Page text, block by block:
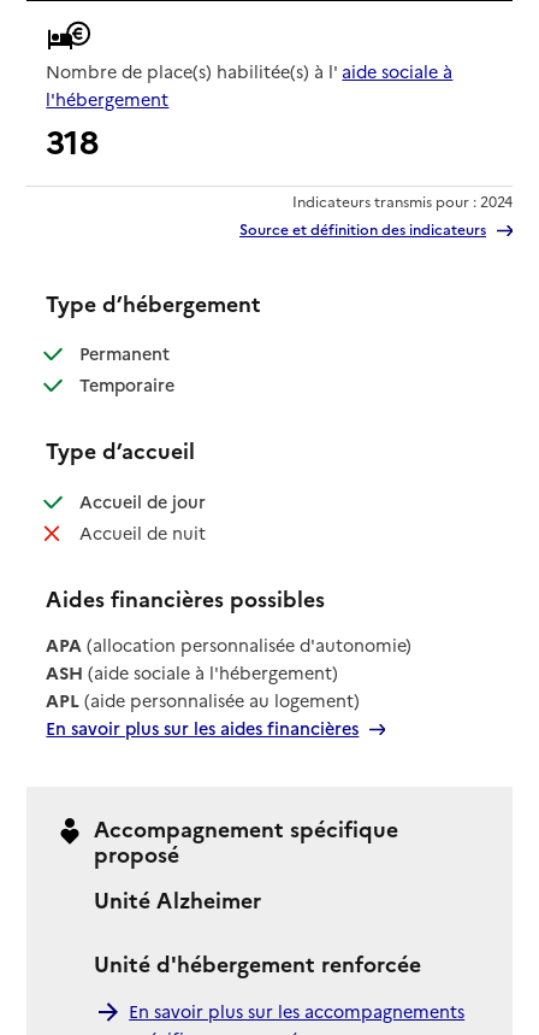
Nombre de place(s) habilitée(s) à l' aide sociale à
l'hébergement
318
Indicateurs transmis pour : 2024
Source et définition des indicateurs
Type d’hébergement
Permanent: disponible
Temporaire: disponible
Type d’accueil
Accueil de jour: disponible
Accueil de nuit: non disponible
Aides financières possibles
APA (allocation personnalisée d'autonomie)
ASH (aide sociale à l'hébergement)
APL (aide personnalisée au logement)
En savoir plus sur les aides financières
Accompagnement spécifique
proposé
Unité Alzheimer
Unité d'hébergement renforcée
En savoir plus sur les accompagnements